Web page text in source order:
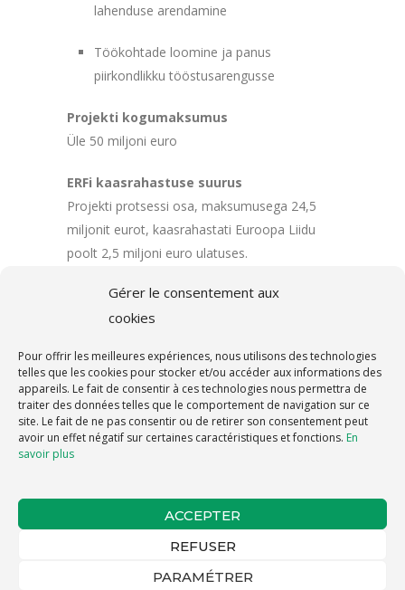
Gérer le consentement aux
cookies
Pour offrir les meilleures expériences, nous utilisons des technologies
telles que les cookies pour stocker et/ou accéder aux informations des
appareils. Le fait de consentir à ces technologies nous permettra de
traiter des données telles que le comportement de navigation sur ce
site. Le fait de ne pas consentir ou de retirer son consentement peut
avoir un effet négatif sur certaines caractéristiques et fonctions. En
savoir plus
ACCEPTER
REFUSER
PARAMÉTRER
lahenduse arendamine
Töökohtade loomine ja panus
piirkondlikku tööstusarengusse
Projekti kogumaksumus
Üle 50 miljoni euro
ERFi kaasrahastuse suurus
Projekti protsessi osa, maksumusega 24,5
miljonit eurot, kaasrahastati Euroopa Liidu
poolt 2,5 miljoni euro ulatuses.
© 2025 Ionisos |Mentions légales
de confidentialité|Charte de gestion des
Paramétrer les cookies